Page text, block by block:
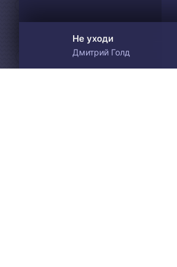
Не уходи
Дмитрий Голд